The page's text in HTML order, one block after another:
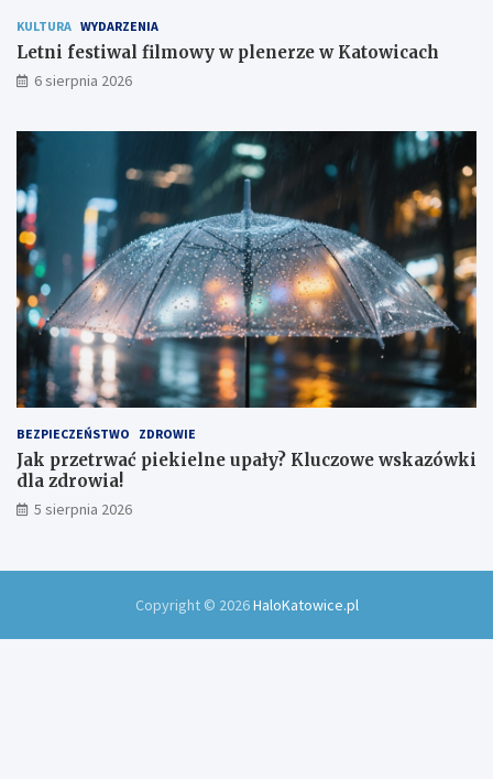
KULTURA WYDARZENIA
Letni festiwal filmowy w plenerze w Katowicach
6 sierpnia 2026
BEZPIECZEŃSTWO ZDROWIE
Jak przetrwać piekielne upały? Kluczowe wskazówki
dla zdrowia!
5 sierpnia 2026
Copyright © 2026HaloKatowice.pl